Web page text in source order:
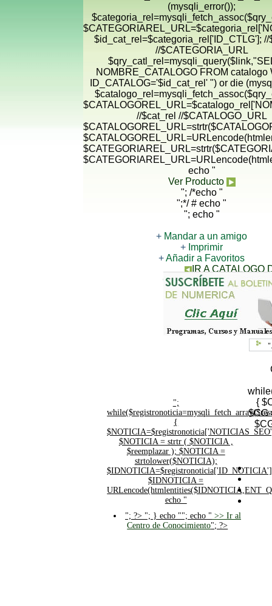
(mysqli_error());
$id_cat_rel=$categoria_rel['ID_CTLG']; //
//$CATEGORIA_URL
NOMBRE_CATALOGO FROM catalogo
ID_CATALOG='$id_cat_rel' ") or die
//$cat_rel //$CATALOGO_URL
echo "
Ver Producto
"; /*echo "
";*/ # echo "
"; echo "
+ Mandar a un amigo
+ Imprimir
+Añadir a Favoritos
IR A CATALOGO
CONTACTANOS PARA
{
$CG
";
{
$NOTICIA = strtr ( $NOTICIA ,
$reemplazar ); $NOTICIA =
strtolower($NOTICIA);
$IDNOTICIA =
echo "
"; ?> "; } echo ""; echo " >> Ir al
Centro de Conocimiento"; ?>